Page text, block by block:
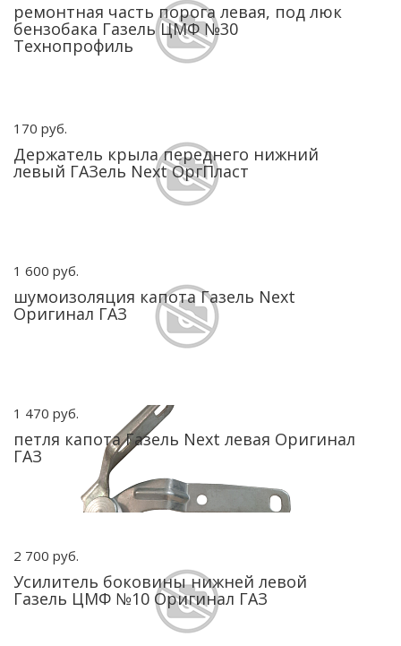
ремонтная часть порога левая, под люк
бензобака Газель ЦМФ №30
Технопрофиль
170 руб.
Держатель крыла переднего нижний
левый ГАЗель Next ОргПласт
1 600 руб.
шумоизоляция капота Газель Next
Оригинал ГАЗ
1 470 руб.
петля капота Газель Next левая Оригинал
ГАЗ
2 700 руб.
Усилитель боковины нижней левой
Газель ЦМФ №10 Оригинал ГАЗ